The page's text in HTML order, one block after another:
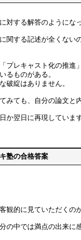
対する解答のようにな
関する記述が全くない
プレキャスト化の推
るものがある。
破綻はありません。
みても、自分の論文と
か翌日に再現していま
塾の合格答案
観的に見ていただくの
の中では満点の出来